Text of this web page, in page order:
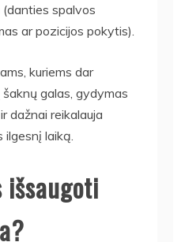
spalvos
ar pozicijos pokytis).
kuriems dar
galas, gydymas
dažnai reikalauja
laiką.
išsaugoti